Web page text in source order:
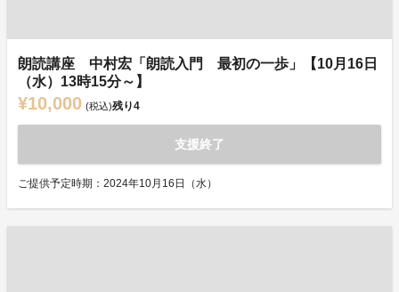
朗読講座 中村宏「朗読入門 最初の一歩」【10月16日
（水）13時15分～】
¥10,000 (税込)残り4
支援終了
ご提供予定時期：2024年10月16日（水）